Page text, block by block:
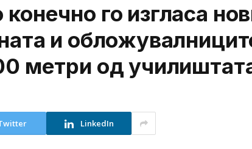
го изгласа
и
метри од
LinkedIn